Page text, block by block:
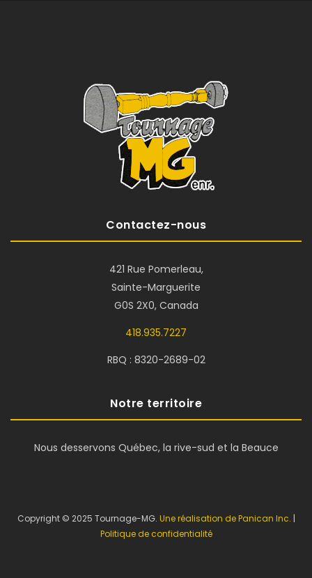
Contactez-nous
421 Rue Pomerleau,
Sainte-Marguerite
G0S 2X0, Canada
418.935.7227
RBQ : 8320-2689-02
Notre territoire
Nous desservons Québec, la rive-sud et la Beauce
Copyright © 2025 Tournage-MG. Une réalisation de Panican Inc. |
Politique de confidentialité